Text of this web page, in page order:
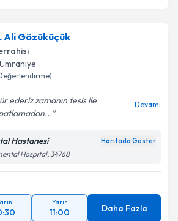
Ali Gözüküçük
ederiz zamanın tesis ile
Devamı
Hastanesi Haritada Göster
Hospital, 34768
Yarın
11:00 Daha Fazla